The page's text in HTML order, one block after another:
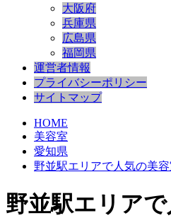
大阪府
兵庫県
広島県
福岡県
運営者情報
プライバシーポリシー
サイトマップ
HOME
美容室
愛知県
野並駅エリアで人気の美
野並駅エリア